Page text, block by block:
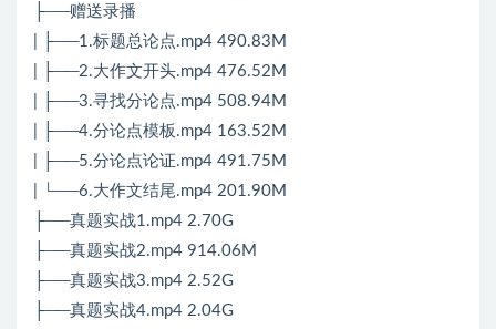
├──赠送录播
| ├──1.标题总论点.mp4 490.83M
| ├──2.大作文开头.mp4 476.52M
| ├──3.寻找分论点.mp4 508.94M
| ├──4.分论点模板.mp4 163.52M
| ├──5.分论点论证.mp4 491.75M
| └──6.大作文结尾.mp4 201.90M
├──真题实战1.mp4 2.70G
├──真题实战2.mp4 914.06M
├──真题实战3.mp4 2.52G
├──真题实战4.mp4 2.04G